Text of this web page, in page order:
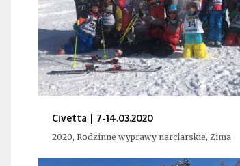
Civetta | 7-14.03.2020
2020, Rodzinne wyprawy narciarskie, Zima